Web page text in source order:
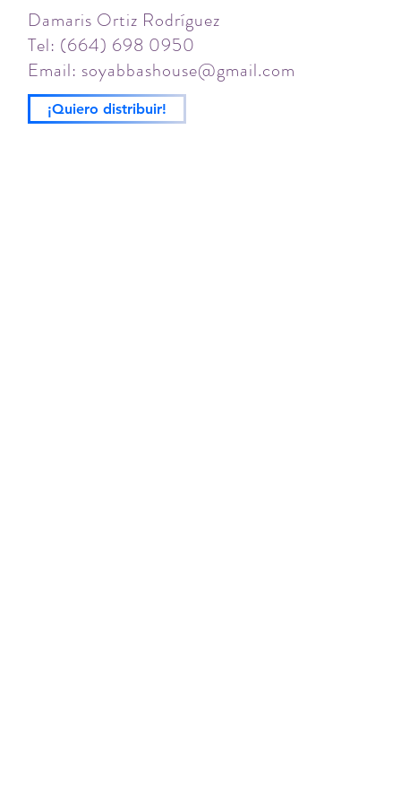
Damaris Ortiz Rodríguez
Tel: (664) 698 0950
Email: soyabbashouse@gmail.com
¡Quiero distribuir!